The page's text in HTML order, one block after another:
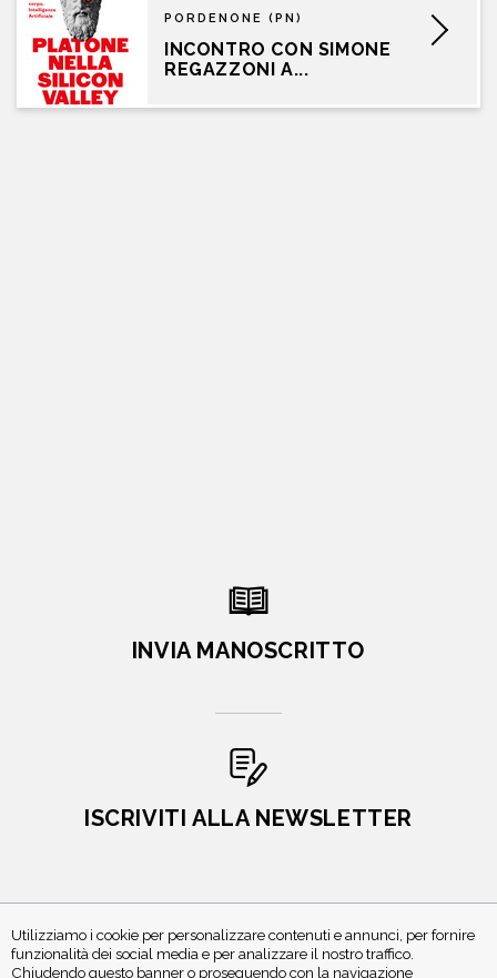
PORDENONE (PN)
INCONTRO CON SIMONE
REGAZZONI A...
Utilizziamo i cookie per personalizzare contenuti e annunci, per fornire
funzionalità dei social media e per analizzare il nostro traffico.
Chiudendo questo banner o proseguendo con la navigazione
INVIA MANOSCRITTO
ISCRIVITI ALLA NEWSLETTER